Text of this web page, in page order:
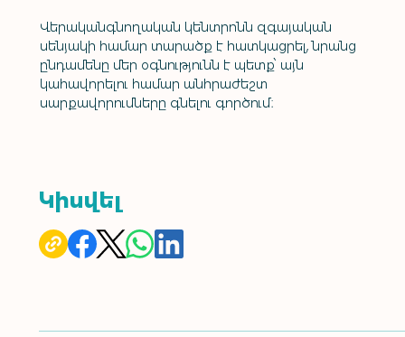
Վերականգնողական կենտրոնն զգայական
սենյակի համար տարածք է հատկացրել, նրանց
ընդամենը մեր օգնությունն է պետք՝ այն
կահավորելու համար անհրաժեշտ
սարքավորումները գնելու գործում։
Կիսվել